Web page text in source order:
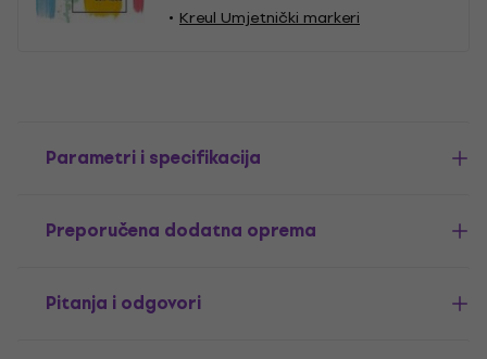
Kreul Umjetnički markeri
Parametri i specifikacija
Preporučena dodatna oprema
Pitanja i odgovori